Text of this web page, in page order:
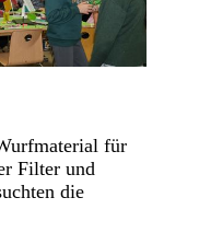
für
Filter und
die